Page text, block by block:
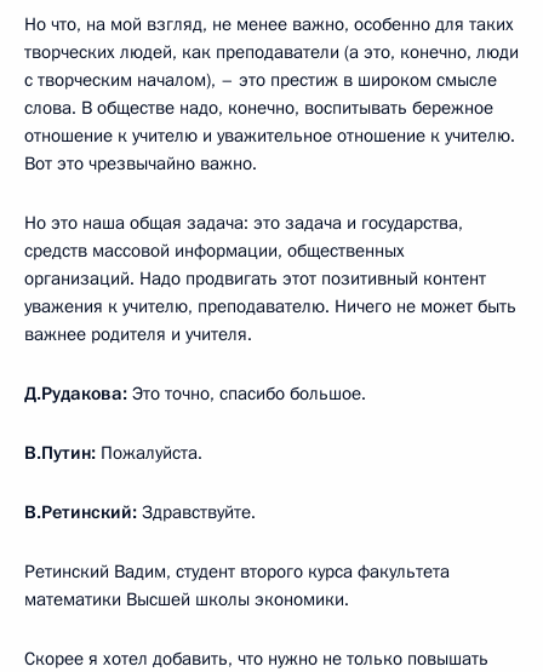
Но что, на мой взгляд, не менее важно, особенно для таких
творческих людей, как преподаватели (а это, конечно, люди
с творческим началом), – это престиж в широком смысле
слова. В обществе надо, конечно, воспитывать бережное
отношение к учителю и уважительное отношение к учителю.
Вот это чрезвычайно важно.
Но это наша общая задача: это задача и государства,
средств массовой информации, общественных
организаций. Надо продвигать этот позитивный контент
уважения к учителю, преподавателю. Ничего не может быть
важнее родителя и учителя.
Д.Рудакова: Это точно, спасибо большое.
В.Путин: Пожалуйста.
В.Ретинский: Здравствуйте.
Ретинский Вадим, студент второго курса факультета
математики Высшей школы экономики.
Скорее я хотел добавить, что нужно не только повышать